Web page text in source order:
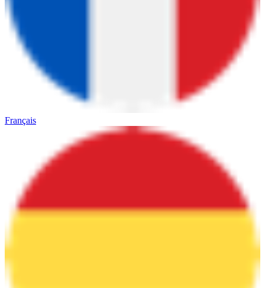
Français